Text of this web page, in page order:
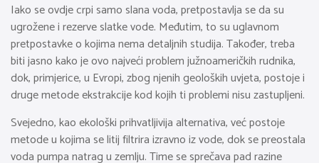
Iako se ovdje crpi samo slana voda, pretpostavlja se da su
ugrožene i rezerve slatke vode. Međutim, to su uglavnom
pretpostavke o kojima nema detaljnih studija. Također, treba
biti jasno kako je ovo najveći problem južnoameričkih rudnika,
dok, primjerice, u Evropi, zbog njenih geoloških uvjeta, postoje i
druge metode ekstrakcije kod kojih ti problemi nisu zastupljeni.
Svejedno, kao ekološki prihvatljivija alternativa, već postoje
metode u kojima se litij filtrira izravno iz vode, dok se preostala
voda pumpa natrag u zemlju. Time se sprečava pad razine